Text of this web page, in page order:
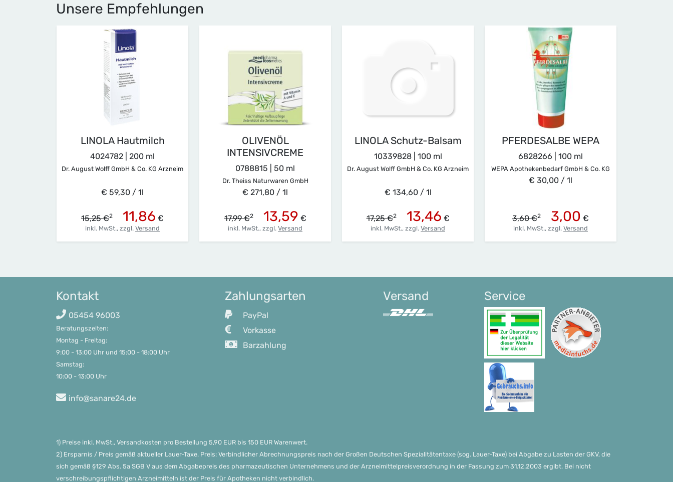
Unsere Empfehlungen
LINOLA Hautmilch
4024782 | 200 ml
Dr. August Wolff GmbH & Co. KG Arzneimittel
€ 59,30 / 1l
15,25 €2 11,86 €
inkl. MwSt., zzgl. Versand
OLIVENÖL
INTENSIVCREME
0788815 | 50 ml
Dr. Theiss Naturwaren GmbH
€ 271,80 / 1l
17,99 €2 13,59 €
inkl. MwSt., zzgl. Versand
LINOLA Schutz-Balsam
10339828 | 100 ml
Dr. August Wolff GmbH & Co. KG Arzneimittel
€ 134,60 / 1l
17,25 €2 13,46 €
inkl. MwSt., zzgl. Versand
PFERDESALBE WEPA
6828266 | 100 ml
WEPA Apothekenbedarf GmbH & Co. KG
€ 30,00 / 1l
3,60 €2 3,00 €
inkl. MwSt., zzgl. Versand
Kontakt
05454 96003
Beratungszeiten:
Montag - Freitag:
9:00 - 13:00 Uhr und 15:00 - 18:00 Uhr
Samstag:
10:00 - 13:00 Uhr
info@sanare24.de
Zahlungsarten
PayPal
Vorkasse
Barzahlung
Versand Service
1) Preise inkl. MwSt., Versandkosten pro Bestellung 5,90 EUR bis 150 EUR Warenwert.
2) Ersparnis / Preis gemäß aktueller Lauer-Taxe. Preis: Verbindlicher Abrechnungspreis nach der Großen Deutschen Spezialitätentaxe (sog. Lauer-Taxe) bei Abgabe zu Lasten der GKV, die
sich gemäß §129 Abs. 5a SGB V aus dem Abgabepreis des pharmazeutischen Unternehmens und der Arzneimittelpreisverordnung in der Fassung zum 31.12.2003 ergibt. Bei nicht
verschreibungspflichtigen Arzneimitteln ist der Preis für Apotheken nicht verbindlich.